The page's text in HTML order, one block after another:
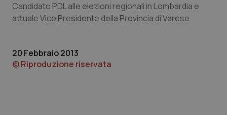
Marche
Piemonte
Donna & Salute
HIV
Candidato PDL alle elezioni regionali in Lombardia e
attuale Vice Presidente della Provincia di Varese
20 Febbraio 2013
© Riproduzione riservata